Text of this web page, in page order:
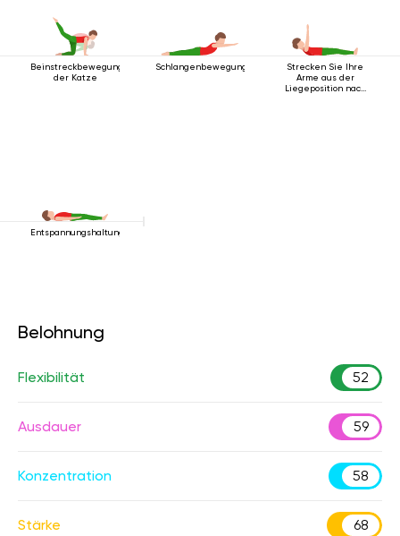
Beinstreckbewegung
der Katze
Schlangenbewegung
Strecken Sie Ihre
Arme aus der
Liegeposition nach
Entspannungshaltung
Belohnung
Flexibilität 52
Ausdauer 59
Konzentration 58
Stärke 68